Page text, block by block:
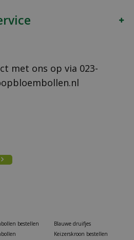
met ons op via 023-
bestellen
Blauwe druifjes
Keizerskroon bestellen